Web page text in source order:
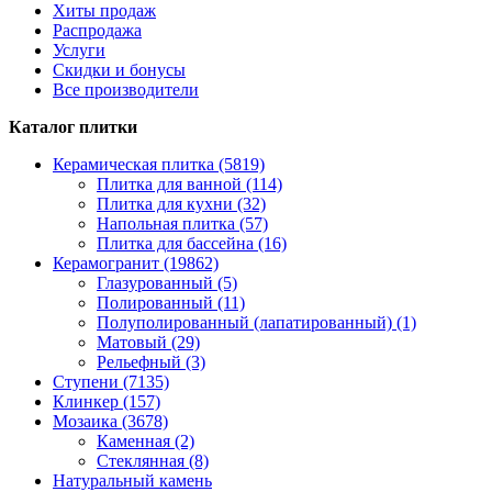
Хиты продаж
Распродажа
Услуги
Скидки и бонусы
Все производители
Каталог плитки
Керамическая плитка (5819)
Плитка для ванной (114)
Плитка для кухни (32)
Напольная плитка (57)
Плитка для бассейна (16)
Керамогранит (19862)
Глазурованный (5)
Полированный (11)
Полуполированный (лапатированный) (1)
Матовый (29)
Рельефный (3)
Ступени (7135)
Клинкер (157)
Мозаика (3678)
Каменная (2)
Стеклянная (8)
Натуральный камень